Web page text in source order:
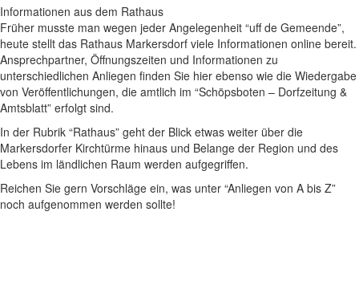
Informationen aus dem Rathaus
Früher musste man wegen jeder Angelegenheit “uff de Gemeende”,
heute stellt das Rathaus Markersdorf viele Informationen online bereit.
Ansprechpartner, Öffnungszeiten und Informationen zu
unterschiedlichen Anliegen finden Sie hier ebenso wie die Wiedergabe
von Veröffentlichungen, die amtlich im “Schöpsboten – Dorfzeitung &
Amtsblatt” erfolgt sind.
In der Rubrik “Rathaus” geht der Blick etwas weiter über die
Markersdorfer Kirchtürme hinaus und Belange der Region und des
Lebens im ländlichen Raum werden aufgegriffen.
Reichen Sie gern Vorschläge ein, was unter “Anliegen von A bis Z”
noch aufgenommen werden sollte!